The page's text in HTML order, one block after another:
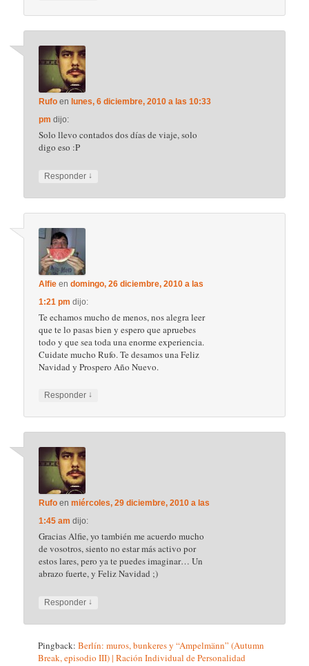
Rufo en lunes, 6 diciembre, 2010 a las 10:33
pm dijo:
Solo llevo contados dos días de viaje, solo
digo eso :P
Responder ↓
Alfie endomingo, 26 diciembre, 2010 a las
1:21 pm dijo:
Te echamos mucho de menos, nos alegra leer
que te lo pasas bien y espero que apruebes
todo y que sea toda una enorme experiencia.
Cuidate mucho Rufo. Te desamos una Feliz
Navidad y Prospero Año Nuevo.
Responder ↓
Rufo enmiércoles, 29 diciembre, 2010 a las
1:45 am dijo:
Gracias Alfie, yo también me acuerdo mucho
de vosotros, siento no estar más activo por
estos lares, pero ya te puedes imaginar… Un
abrazo fuerte, y Feliz Navidad ;)
Responder ↓
Pingback:Berlín: muros, bunkeres y “Ampelmänn” (Autumn
Break, episodio III) | Ración Individual de Personalidad